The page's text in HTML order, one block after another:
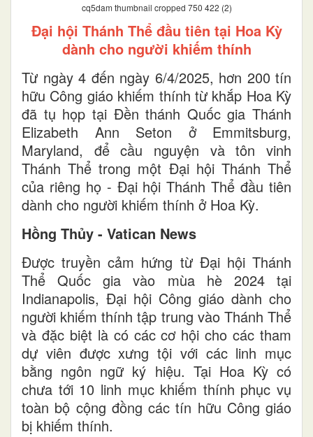
cq5dam thumbnail cropped 750 422 (2)
Đại hội Thánh Thể đầu tiên tại Hoa Kỳ
dành cho người khiếm thính
Từ ngày 4 đến ngày 6/4/2025, hơn 200 tín
hữu Công giáo khiếm thính từ khắp Hoa Kỳ
đã tụ họp tại Đền thánh Quốc gia Thánh
Elizabeth Ann Seton ở Emmitsburg,
Maryland, để cầu nguyện và tôn vinh
Thánh Thể trong một Đại hội Thánh Thể
của riêng họ - Đại hội Thánh Thể đầu tiên
dành cho người khiếm thính ở Hoa Kỳ.
Hồng Thủy - Vatican News
Được truyền cảm hứng từ Đại hội Thánh
Thể Quốc gia vào mùa hè 2024 tại
Indianapolis, Đại hội Công giáo dành cho
người khiếm thính tập trung vào Thánh Thể
và đặc biệt là có các cơ hội cho các tham
dự viên được xưng tội với các linh mục
bằng ngôn ngữ ký hiệu. Tại Hoa Kỳ có
chưa tới 10 linh mục khiếm thính phục vụ
toàn bộ cộng đồng các tín hữu Công giáo
bị khiếm thính.